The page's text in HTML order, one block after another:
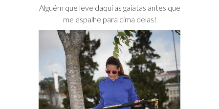
Alguém que leve daqui as gaiatas antes que
me espalhe para cima delas!